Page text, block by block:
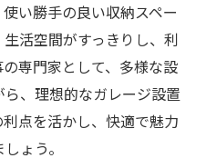
い勝手の良い収納スペー
活空間がすっきりし、利
専門家として、多様な設
、理想的なガレージ設置
点を活かし、快適で魅力
ょう。